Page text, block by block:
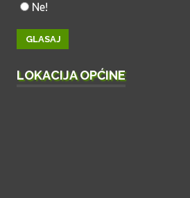
Ne!
LOKACIJA OPĆINE